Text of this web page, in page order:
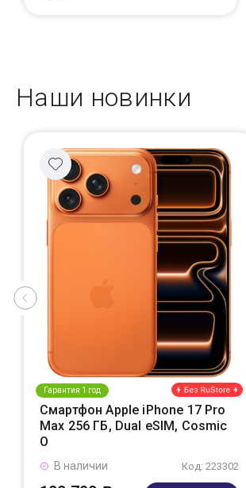
Наши новинки
Гарантия 1 год
Смартфон Apple iPhone 17 Pro
Max 256 ГБ, Dual eSIM, Cosmic
O
Код: 223302
В наличии